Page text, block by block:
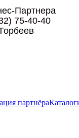
партнёра